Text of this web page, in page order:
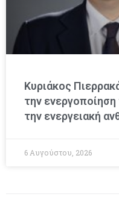
Κυριάκος
την
την ενεργειακή
6 Αυγούστου, 2026